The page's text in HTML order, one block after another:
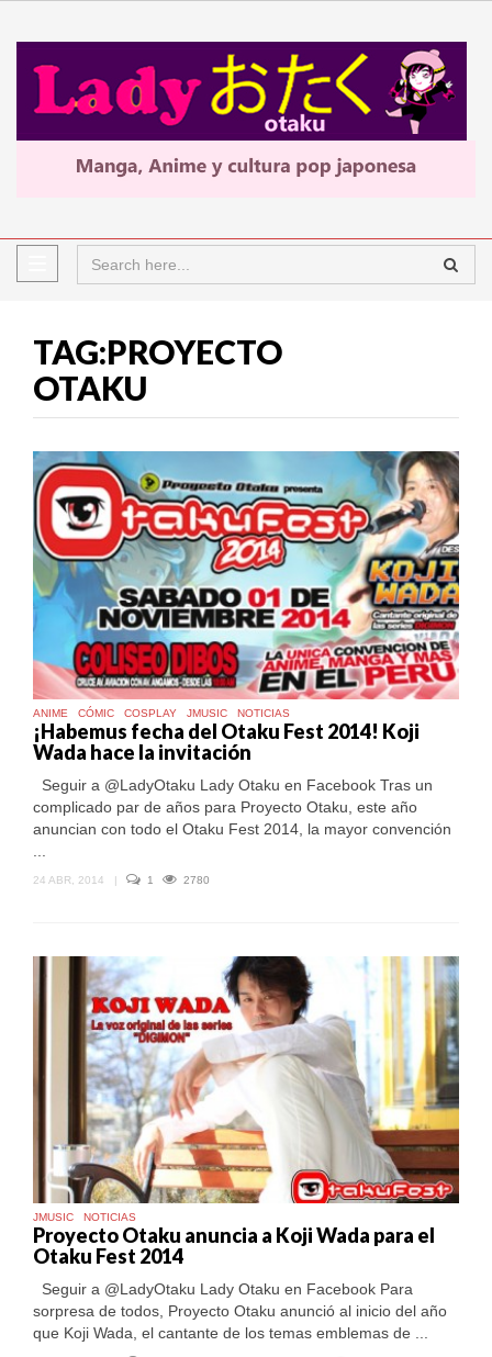
TAG:PROYECTO
OTAKU
ANIME CÓMIC COSPLAY JMUSIC NOTICIAS
¡Habemus fecha del Otaku Fest 2014! Koji
Wada hace la invitación
Seguir a @LadyOtaku Lady Otaku en Facebook Tras un
complicado par de años para Proyecto Otaku, este año
anuncian con todo el Otaku Fest 2014, la mayor convención
24 ABR, 2014 | 1 2780
JMUSIC NOTICIAS
Proyecto Otaku anuncia a Koji Wada para el
Otaku Fest 2014
Seguir a @LadyOtaku Lady Otaku en Facebook Para
sorpresa de todos, Proyecto Otaku anunció al inicio del año
que Koji Wada, el cantante de los temas emblemas de ...